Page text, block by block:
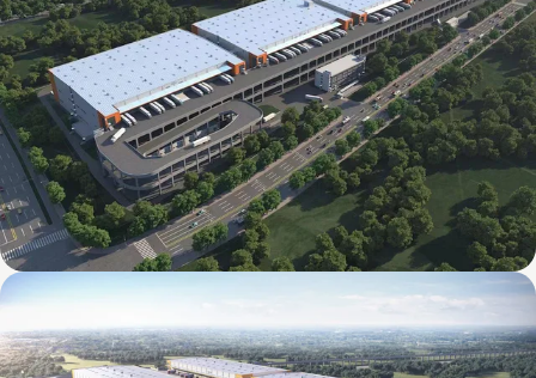
Mapletree Jizhou International Food
Intelligent Manufacturing Industrial Park